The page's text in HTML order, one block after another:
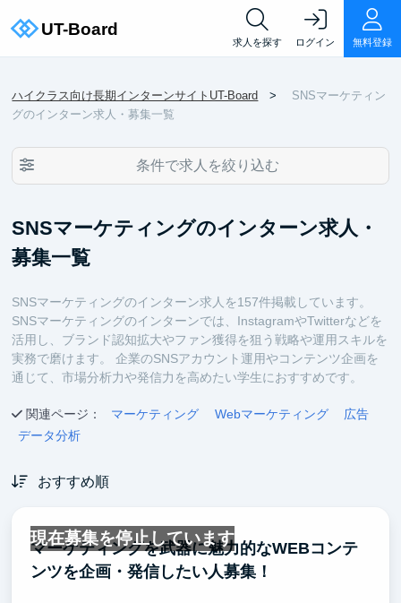
求人を探す ログイン 無料登録
ハイクラス向け長期インターンサイトUT-Board
SNSマーケティン
グのインターン求人・募集一覧
条件で求人を絞り込む
SNSマーケティングのインターン求人・
募集一覧
SNSマーケティングのインターン求人を157件掲載しています。
SNSマーケティングのインターンでは、InstagramやTwitterなどを
活用し、ブランド認知拡大やファン獲得を狙う戦略や運用スキルを
実務で磨けます。 企業のSNSアカウント運用やコンテンツ企画を
通じて、市場分析力や発信力を高めたい学生におすすめです。
関連ページ： マーケティング Webマーケティング
広告
データ分析
おすすめ順
現在募集を停止しています
マーケティングを武器に魅力的なWEBコンテ
ンツを企画・発信したい人募集！